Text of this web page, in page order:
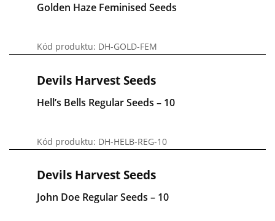
Golden Haze Feminised Seeds
Kód produktu: DH-GOLD-FEM
Devils Harvest Seeds
Hell’s Bells Regular Seeds – 10
Kód produktu: DH-HELB-REG-10
Devils Harvest Seeds
John Doe Regular Seeds – 10